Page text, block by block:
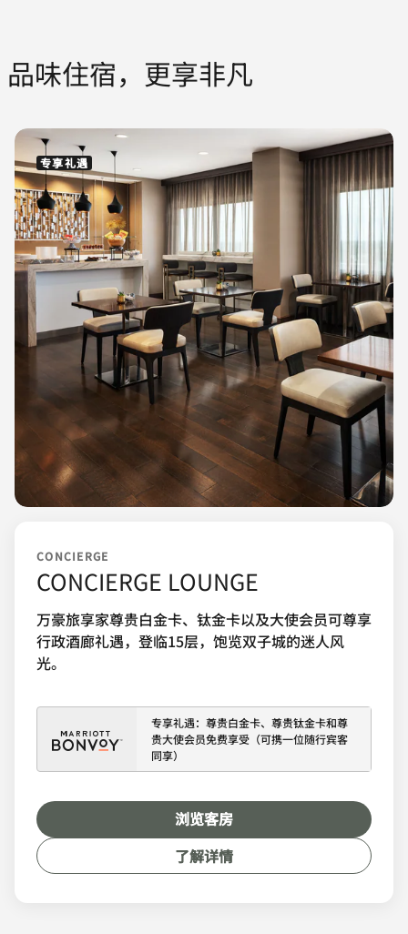
品味住宿，更享非凡
专享礼遇
CONCIERGE
CONCIERGE LOUNGE
万豪旅享家尊贵白金卡、钛金卡以及大使会员可尊享
行政酒廊礼遇，登临15层，饱览双子城的迷人风
光。
专享礼遇：尊贵白金卡、尊贵钛金卡和尊
贵大使会员免费享受（可携一位随行宾客
同享）
浏览客房
了解详情